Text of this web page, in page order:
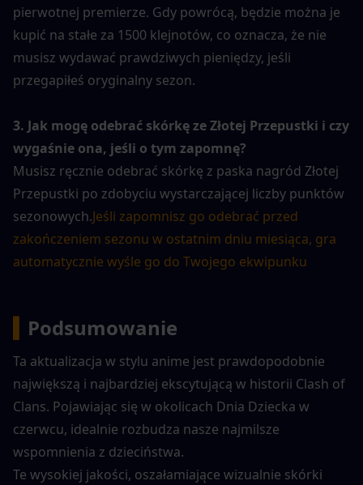
pierwotnej premierze. Gdy powrócą, będzie można je
kupić na stałe za 1500 klejnotów, co oznacza, że nie
musisz wydawać prawdziwych pieniędzy, jeśli
przegapiłeś oryginalny sezon.
3. Jak mogę odebrać skórkę ze Złotej Przepustki i czy
wygaśnie ona, jeśli o tym zapomnę?
Musisz ręcznie odebrać skórkę z paska nagród Złotej
Przepustki po zdobyciu wystarczającej liczby punktów
sezonowych.Jeśli zapomnisz go odebrać przed
zakończeniem sezonu w ostatnim dniu miesiąca, gra
automatycznie wyśle go do Twojego ekwipunku
Podsumowanie
Ta aktualizacja w stylu anime jest prawdopodobnie
największą i najbardziej ekscytującą w historii Clash of
Clans. Pojawiając się w okolicach Dnia Dziecka w
czerwcu, idealnie rozbudza nasze najmilsze
wspomnienia z dzieciństwa.
Te wysokiej jakości, oszałamiające wizualnie skórki